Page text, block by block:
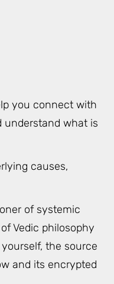
you connect with
understand what is
causes,
of systemic
Vedic philosophy
the source
and its encrypted